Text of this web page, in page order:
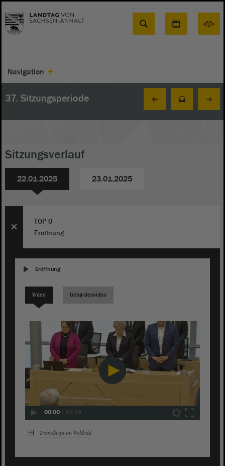
Suche
Navigation
37. Sitzungsperiode
Sitzungsverlauf
22.01.2025 23.01.2025
TOP 0
Eröffnung
Eröffnung
Video Gebärdenvideo
00:00 03:29
Transkript im Vollbild